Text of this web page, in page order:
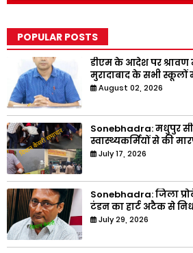
POPULAR POSTS
डीएम के आदेश पर श्रावण
मुरादाबाद के सभी
August 02, 2026
Sonebhadra: मधुपुर
स्वास्थ्यकर्मियों से की
July 17, 2026
Sonebhadra: जिला
टंडन का हार्ट अटैक से
July 29, 2026